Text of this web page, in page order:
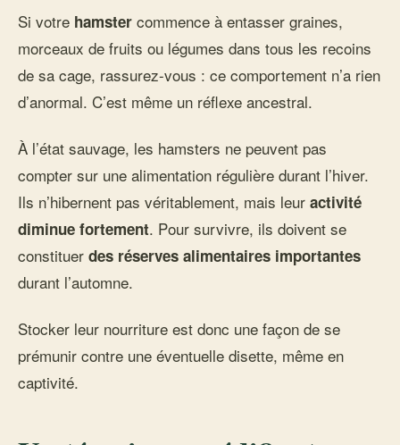
Si votre hamster commence à entasser graines,
morceaux de fruits ou légumes dans tous les recoins
de sa cage, rassurez-vous : ce comportement n’a rien
d’anormal. C’est même un réflexe ancestral.
À l’état sauvage, les hamsters ne peuvent pas
compter sur une alimentation régulière durant l’hiver.
Ils n’hibernent pas véritablement, mais leur activité
diminue fortement. Pour survivre, ils doivent se
constituer des réserves alimentaires importantes
durant l’automne.
Stocker leur nourriture est donc une façon de se
prémunir contre une éventuelle disette, même en
captivité.